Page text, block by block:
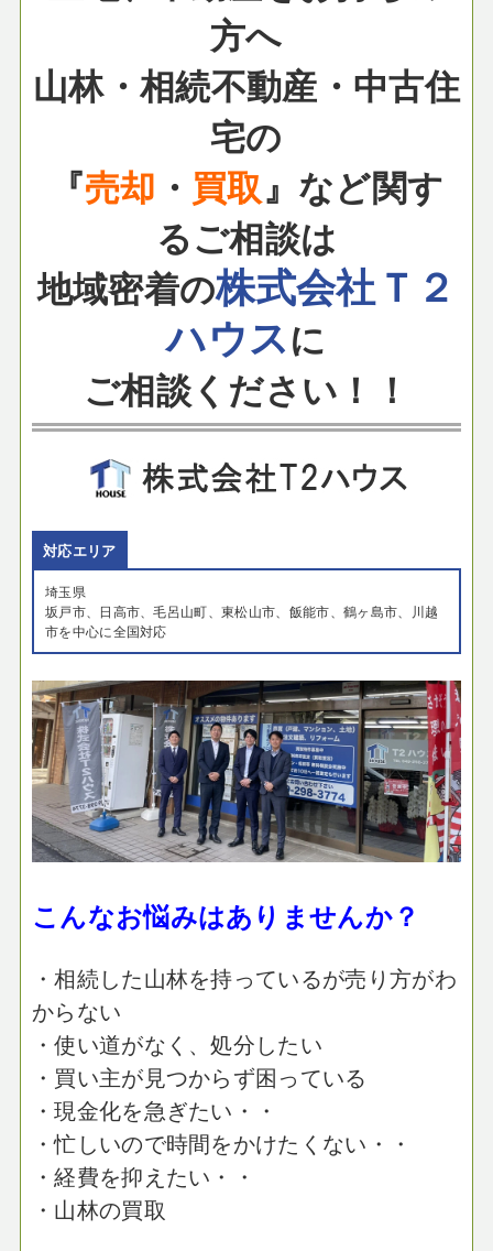
方へ
山林・相続不動産・中古住
宅の
『売却 ・ 買取』など関す
るご相談は
地域密着の株式会社Ｔ２
ハウスに
ご相談ください！！
対応エリア
埼玉県
坂戸市、日高市、毛呂山町、東松山市、飯能市、鶴ヶ島市、川越
市を中心に全国対応
こんなお悩みはありませんか？
・相続した山林を持っているが売り方がわ
からない
・使い道がなく、処分したい
・買い主が見つからず困っている
・現金化を急ぎたい・・
・忙しいので時間をかけたくない・・
・経費を抑えたい・・
・山林の買取